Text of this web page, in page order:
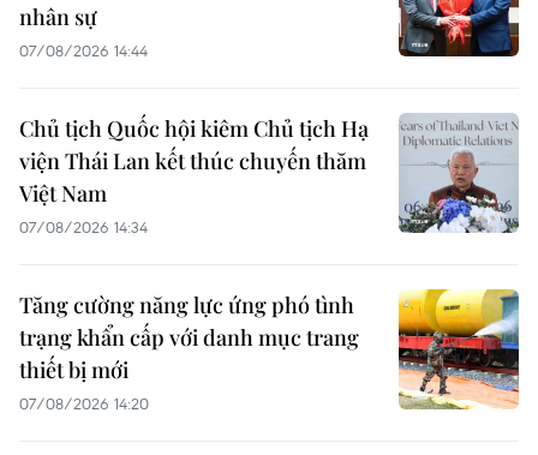
nhân sự
07/08/2026 14:44
Chủ tịch Quốc hội kiêm Chủ tịch Hạ
viện Thái Lan kết thúc chuyến thăm
Việt Nam
07/08/2026 14:34
Tăng cường năng lực ứng phó tình
trạng khẩn cấp với danh mục trang
thiết bị mới
07/08/2026 14:20